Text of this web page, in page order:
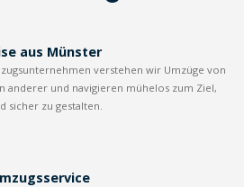
aus Münster
verstehen wir Umzüge von
anderer und navigieren mühelos zum Ziel,
sicher zu gestalten.